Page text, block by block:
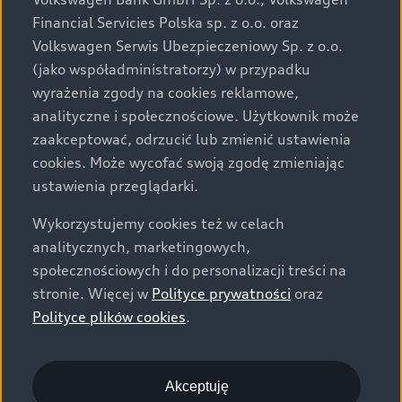
za dopłatą. Wiążące ustalenie ceny, wyposażenia i
specyfikacji pojazdu następują w umowie sprzedaży, a
określenie parametrów technicznych zawiera
świadectwo homologacji typu pojazdu. Zastrzegamy
sobie prawo do zmian i pomyłek. Wszelkie informacje
prezentowane na stronie są aktualne na dzień ich
zamieszczania. W celu uzyskania najnowszych
informacji prosimy kontaktować się z Partnerem Marki
Audi.
Wszystkie produkowane obecnie samochody marki Audi
są wykonywane z materiałów spełniających pod
względem możliwości odzysku i recyklingu wymagania
określone w normie ISO 22628 i są zgodne z
europejskimi świadectwami homologacji wydanymi wg
o.o. podlega obowiązkowi zapewnienia wszystkim
użytkownikom samochodów marki Volkswagen sieci
Financial Servicies Polska sp. z o.o. oraz
Volkswagen Serwis Ubezpieczeniowy Sp. z o.o.
(jako współadministratorzy) w przypadku
wyrażenia zgody na cookies reklamowe,
analityczne i społecznościowe. Użytkownik może
zaakceptować, odrzucić lub zmienić ustawienia
cookies. Może wycofać swoją zgodę zmieniając
ustawienia przeglądarki.
Wykorzystujemy cookies też w celach
analitycznych, marketingowych,
społecznościowych i do personalizacji treści na
stronie. Więcej w Polityce prywatności oraz
Polityce plików cookies.
Akceptuję